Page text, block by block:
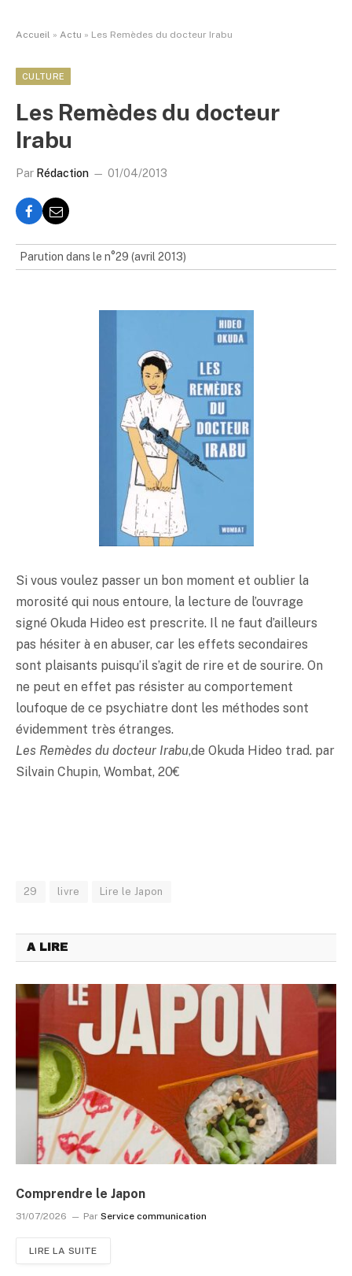
Accueil » Actu » Les Remèdes du docteur Irabu
CULTURE
Les Remèdes du docteur
Irabu
Par Rédaction 01/04/2013
Parution dans le n°29 (avril 2013)
Si vous voulez passer un bon moment et oublier la
morosité qui nous entoure, la lecture de l’ouvrage
signé Okuda Hideo est prescrite. Il ne faut d’ailleurs
pas hésiter à en abuser, car les effets secondaires
sont plaisants puisqu’il s’agit de rire et de sourire. On
ne peut en effet pas résister au comportement
loufoque de ce psychiatre dont les méthodes sont
évidemment très étranges.
Les Remèdes du docteur Irabu,de Okuda Hideo trad. par
Silvain Chupin, Wombat, 20€
29 livre Lire le Japon
A LIRE
Comprendre le Japon
31/07/2026 Par Service communication
LIRE LA SUITE